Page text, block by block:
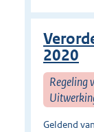
2020
Regeling
Geldend